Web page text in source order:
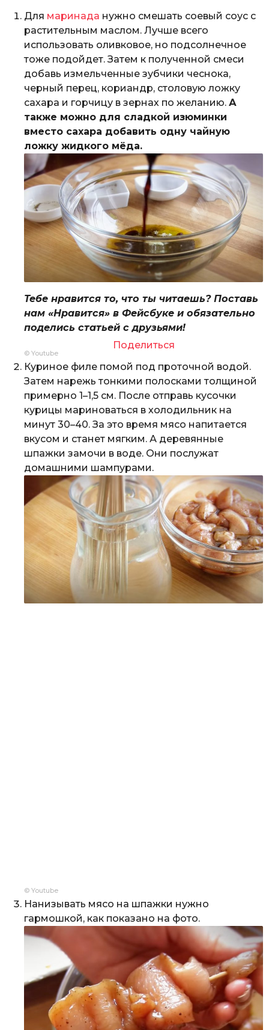
Для маринада нужно смешать соевый соус с
растительным маслом. Лучше всего
использовать оливковое, но подсолнечное
тоже подойдет. Затем к полученной смеси
добавь измельченные зубчики чеснока,
черный перец, кориандр, столовую ложку
сахара и горчицу в зернах по желанию. А
также можно для сладкой изюминки
вместо сахара добавить одну чайную
ложку жидкого мёда.
Тебе нравится то, что ты читаешь? Поставь
нам «Нравится» в Фейсбуке и обязательно
поделись статьей с друзьями!
Поделиться
© Youtube
Куриное филе помой под проточной водой.
Затем нарежь тонкими полосками толщиной
примерно 1–1,5 см. После отправь кусочки
курицы мариноваться в холодильник на
минут 30–40. За это время мясо напитается
вкусом и станет мягким. А деревянные
шпажки замочи в воде. Они послужат
домашними шампурами.
© Youtube
Нанизывать мясо на шпажки нужно
гармошкой, как показано на фото.